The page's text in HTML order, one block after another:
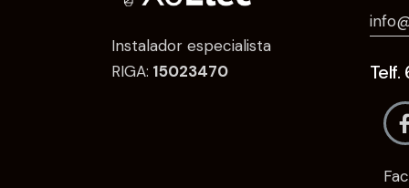
Instalador especialista
RIGA: 15023470